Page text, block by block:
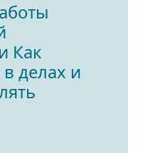
Как
делах и